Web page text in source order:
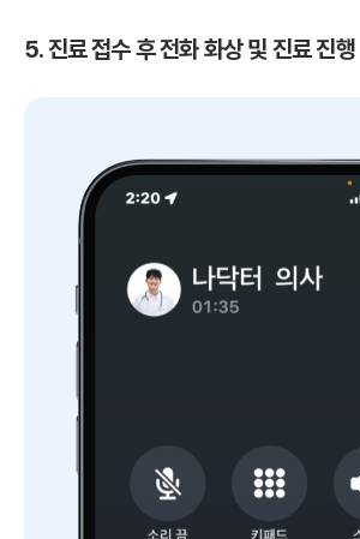
5. 진료 접수 후 전화 화상 및 진료 진행